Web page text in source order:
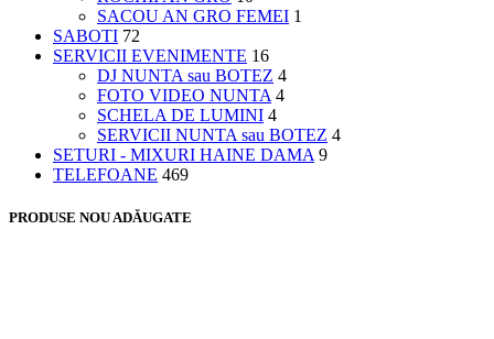
SACOU AN GRO FEMEI 1
SABOTI 72
SERVICII EVENIMENTE 16
DJ NUNTA sau BOTEZ 4
FOTO VIDEO NUNTA 4
SCHELA DE LUMINI 4
SERVICII NUNTA sau BOTEZ 4
SETURI - MIXURI HAINE DAMA 9
TELEFOANE 469
PRODUSE NOU ADĂUGATE